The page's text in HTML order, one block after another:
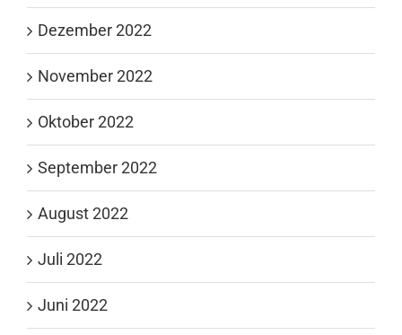
Dezember 2022
November 2022
Oktober 2022
September 2022
August 2022
Juli 2022
Juni 2022